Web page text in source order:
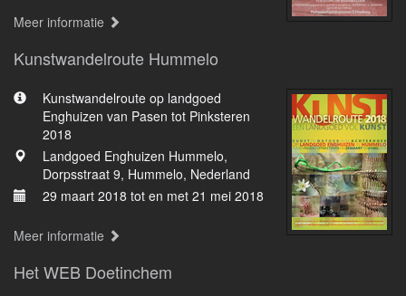
Meer informatie
Kunstwandelroute Hummelo
Kunstwandelroute op landgoed
Enghuizen van Pasen tot Pinksteren
2018
Landgoed Enghuizen Hummelo,
Dorpsstraat 9, Hummelo, Nederland
29 maart 2018 tot en met 21 mei 2018
Meer informatie
Het WEB Doetinchem